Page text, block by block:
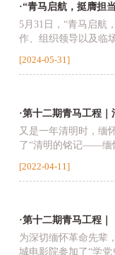
·“青马启航，挺膺担
5月31日，“青马启航
作、组织领导以及临
[2024-05-31]
·第十二期青马工程
又是一年清明时，缅
了“清明的铭记——缅
[2022-04-11]
·第十二期青马工程
为深切缅怀革命先辈
城电影院参加了“学